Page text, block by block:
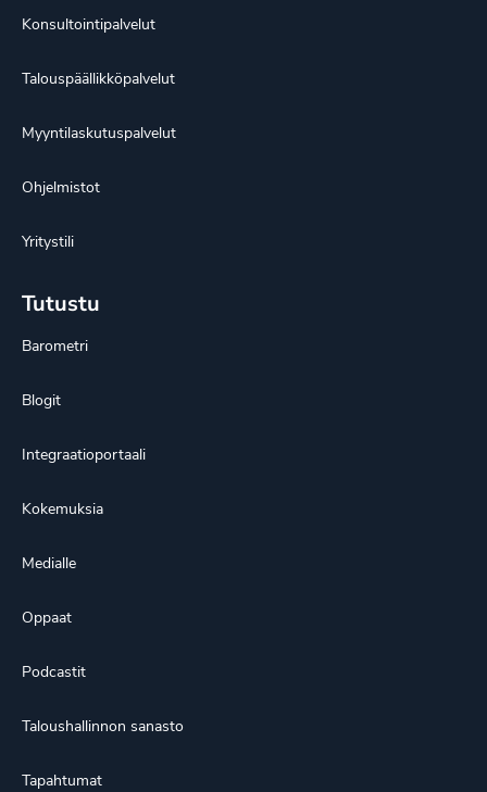
Konsultointipalvelut
Talouspäällikköpalvelut
Myyntilaskutuspalvelut
Ohjelmistot
Yritystili
Tutustu
Barometri
Blogit
Integraatioportaali
Kokemuksia
Medialle
Oppaat
Podcastit
Taloushallinnon sanasto
Tapahtumat